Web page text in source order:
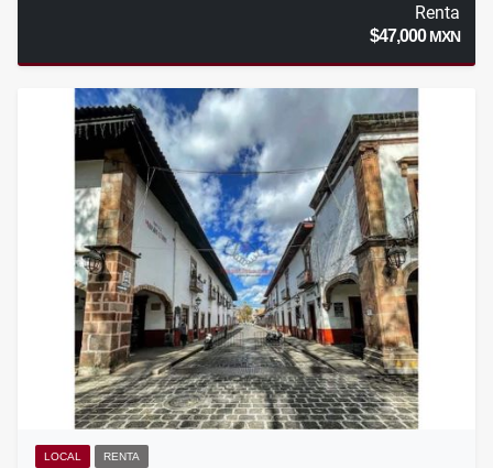
Renta
$47,000MXN
LOCAL RENTA